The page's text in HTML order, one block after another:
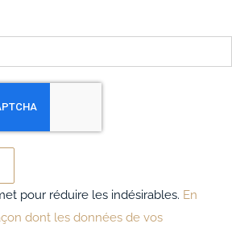
pour réduire les indésirables. En
dont les données de vos